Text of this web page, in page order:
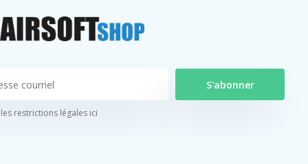
S'abonner
restrictions légales ici